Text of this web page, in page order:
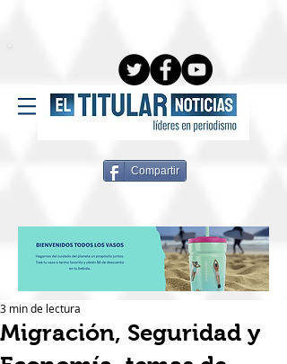
Compartir
Migración, Seguridad y
3 min de lectura